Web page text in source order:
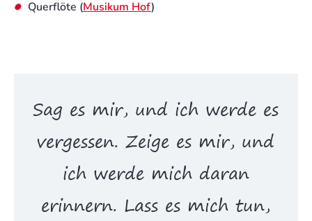
Querflöte (Musikum Hof)
Sag es mir, und ich werde es
vergessen. Zeige es mir, und
ich werde mich daran
erinnern. Lass es mich tun,